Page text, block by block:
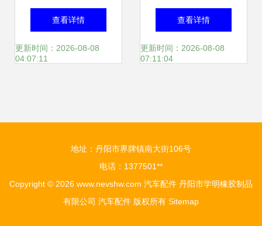
转向器总成 品质与
性能的完美结合
查看详情
更新时间：2026-08-08
04:07:11
DIO18前圈、GY6
排气与汽车内饰升
查看详情
更新时间：2026-08-08
07:11:04
地址：丹阳市界牌镇南大街106号
电话：1377501**
Copyright © 2026 www.nevshw.com 汽车配件 丹阳市学明橡胶制品
有限公司 汽车配件 版权所有 Sitemap